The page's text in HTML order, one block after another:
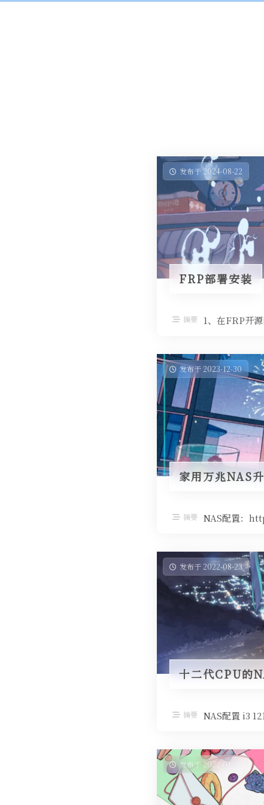
发布于 2024-08-22
FRP部署安装
摘要 1、在FRP开
发布于 2023-12-30
家用万兆NAS
摘要 NAS配置：
发布于 2022-08-23
十二代CPU的
摘要 NAS配置 i3
发布于 2022-01-03